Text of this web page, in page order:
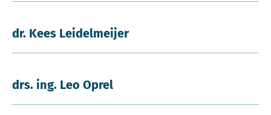
dr. Kees Leidelmeijer
drs. ing. Leo Oprel